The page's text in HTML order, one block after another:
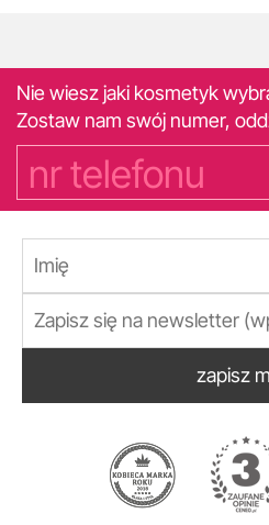
Nie wiesz jaki kosmetyk
Zostaw nam swój numer,
zapisz